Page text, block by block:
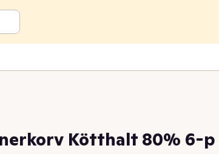
Kötthalt 80% 6-p